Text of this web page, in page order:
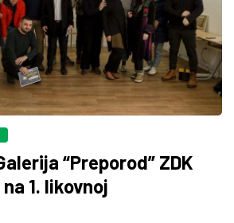
“Preporod” ZDK
1. likovnoj